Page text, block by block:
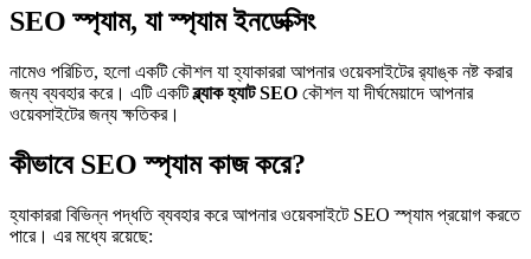
SEO স্প্যাম, যাস্প্যাম ইনডেক্সিং
নামেও পরিচিত, হলো একটি কৌশল যা হ্যাকাররা আপনার ওয়েবসাইটের র‌্যাঙ্ক নষ্ট করার
জন্য ব্যবহার করে। এটি একটিব্ল্যাক হ্যাট SEO কৌশল যা দীর্ঘমেয়াদে আপনার
ওয়েবসাইটের জন্য ক্ষতিকর।
কীভাবে SEO স্প্যাম কাজ করে?
হ্যাকাররা বিভিন্ন পদ্ধতি ব্যবহার করে আপনার ওয়েবসাইটে SEO স্প্যাম প্রয়োগ করতে
পারে। এর মধ্যে রয়েছে: